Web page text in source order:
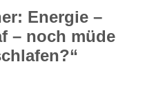
Energie –
– noch müde